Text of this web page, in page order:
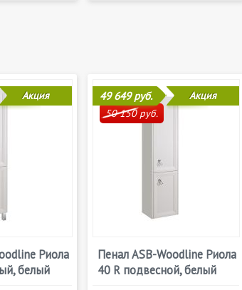
Акция
Риола
белый
49 649 руб.
50 150 руб.
Акция
Пенал ASB-Woodline Риола
40 R подвесной, белый